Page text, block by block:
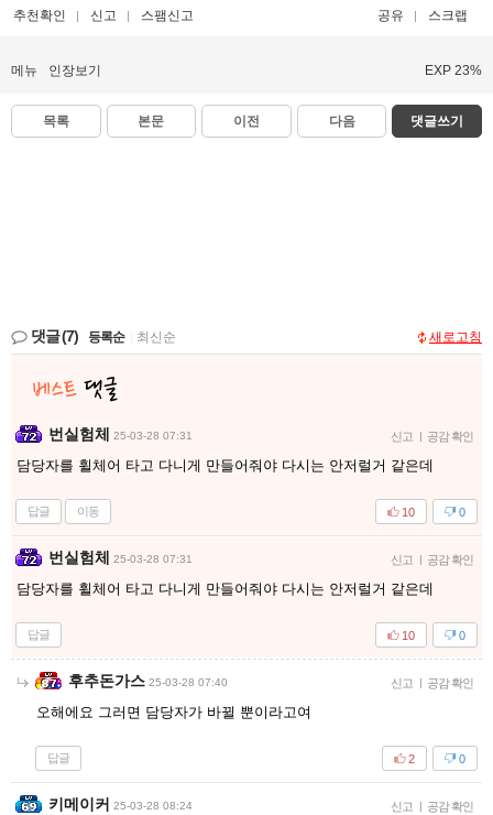
추천확인 신고 스팸신고 공유 스크랩
메뉴 인장보기 EXP 23%
목록 본문 이전 다음 댓글쓰기
댓글(7) 등록순 최신순 새로고침
번실험체 25-03-28 07:31 신고 | 공감 확인
담당자를 휠체어 타고 다니게 만들어줘야 다시는 안저럴거 같은데
답글 이동 0
10
번실험체 25-03-28 07:31 신고 | 공감 확인
담당자를 휠체어 타고 다니게 만들어줘야 다시는 안저럴거 같은데
답글 0
10
후추돈가스 25-03-28 07:40 신고 | 공감 확인
오해에요 그러면 담당자가 바뀔 뿐이라고여
답글 0
2
키메이커 25-03-28 08:24 신고 | 공감 확인